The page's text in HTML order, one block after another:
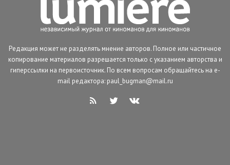
Редакция может не разделять мнение авторов. Полное или частичное
копирование материалов разрешается только с указанием авторства и
гиперссылки на первоисточник. По всем вопросам обращайтесь на e-
mail редактора: paul_bugman@mail.ru